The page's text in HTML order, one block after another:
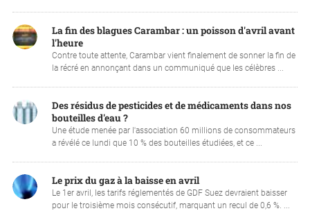
La fin des blagues Carambar : un poisson d'avril avant
l'heure
Contre toute attente, Carambar vient finalement de sonner la fin de
la récré en annonçant dans un communiqué que les célèbres ...
Des résidus de pesticides et de médicaments dans nos
bouteilles d'eau ?
Une étude menée par l'association 60 millions de consommateurs
a révélé ce lundi que 10 % des bouteilles étudiées, et ce ...
Le prix du gaz à la baisse en avril
Le 1er avril, les tarifs réglementés de GDF Suez devraient baisser
pour le troisième mois consécutif, marquant un recul de 0,6 %. ...